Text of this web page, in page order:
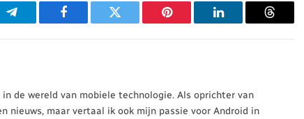
Telegram Facebook Twitter Pinterest LinkedIn Threads
de wereld van mobiele technologie. Als oprichter van
nieuws, maar vertaal ik ook mijn passie voor Android in